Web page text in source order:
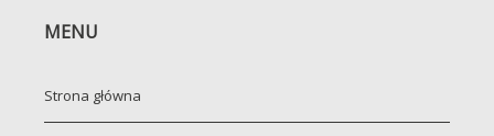
MENU
Strona główna